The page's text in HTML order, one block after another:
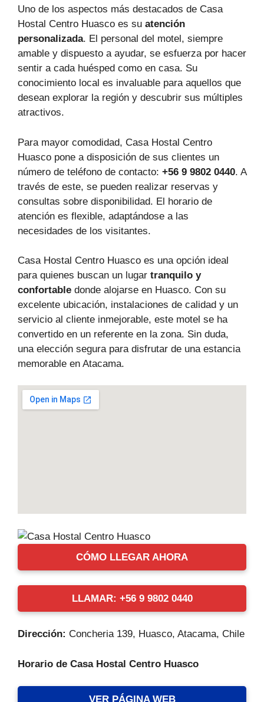
Uno de los aspectos más destacados de Casa
Hostal Centro Huasco es su atención
personalizada. El personal del motel, siempre
amable y dispuesto a ayudar, se esfuerza por hacer
sentir a cada huésped como en casa. Su
conocimiento local es invaluable para aquellos que
desean explorar la región y descubrir sus múltiples
atractivos.
Para mayor comodidad, Casa Hostal Centro
Huasco pone a disposición de sus clientes un
número de teléfono de contacto: +56 9 9802 0440. A
través de este, se pueden realizar reservas y
consultas sobre disponibilidad. El horario de
atención es flexible, adaptándose a las
necesidades de los visitantes.
Casa Hostal Centro Huasco es una opción ideal
para quienes buscan un lugar tranquilo y
confortable donde alojarse en Huasco. Con su
excelente ubicación, instalaciones de calidad y un
servicio al cliente inmejorable, este motel se ha
convertido en un referente en la zona. Sin duda,
una elección segura para disfrutar de una estancia
memorable en Atacama.
CÓMO LLEGAR AHORA
LLAMAR: +56 9 9802 0440
Dirección: Concheria 139, Huasco, Atacama, Chile
Horario de Casa Hostal Centro Huasco
VER PÁGINA WEB